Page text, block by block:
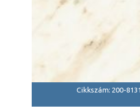
Cikkszám: 200-